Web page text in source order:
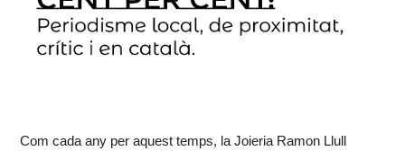
Com cada any per aquest temps, la Joieria Ramon Llull